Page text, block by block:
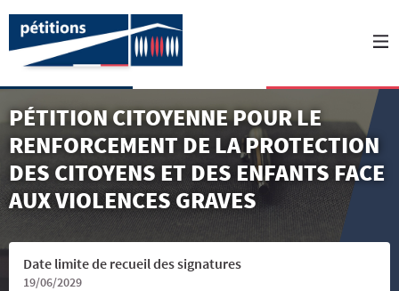
PÉTITION CITOYENNE POUR LE
RENFORCEMENT DE LA PROTECTION
DES CITOYENS ET DES ENFANTS FACE
AUX VIOLENCES GRAVES
Date limite de recueil des signatures
19/06/2029